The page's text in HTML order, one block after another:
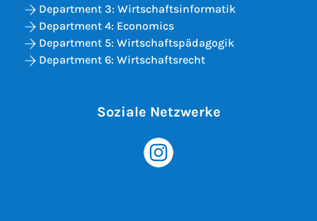
Department 3: Wirtschaftsinformatik
Department 4: Economics
Department 5: Wirtschaftspädagogik
Department 6: Wirtschaftsrecht
Soziale Netzwerke